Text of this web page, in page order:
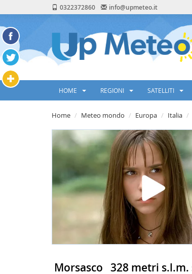
0322372860 info@upmeteo.it
HOME REGIONI SATELLITI
Home Meteo mondo Europa Italia
Morsasco 328 metri s.l.m.